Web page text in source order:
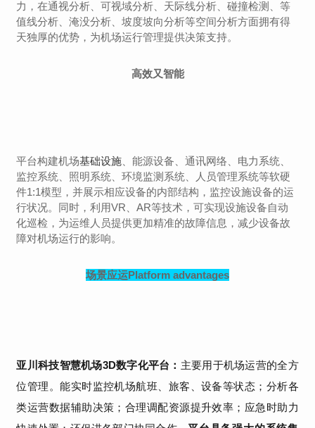
力，在通视分析、可视域分析 、天际线分析、碰撞检测、等
值线分析、淹没分析、坡度坡向分析等空间分析方面拥有得
天独厚的优势，为机场运行管理提供决策支持。
高效又智能
平台构建机场基础设施 、能源设备、通讯网络、电力系统、
监控系统、照明系统、环境监测系统、人员管理系统等软硬
件1:1模型，并展示相应设备的内部结构，监控设施设备的运
行状况。同时，利用VR、AR等技术，可实现设施设备自动
化巡检，为运维人员提供更加精准的故障信息，减少设备故
障对机场运行的影响。
场景应运Platform advantages
亚川科技智慧机场3D数字化平台： 主要用于机场运营的全方
位管理。能实时监控机场航班、旅客、设备等状态；分析各
类运营数据辅助决策；合理调配资源提升效率；应急时助力